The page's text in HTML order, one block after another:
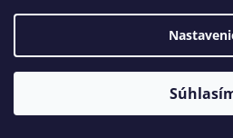
Farba Vallejo 72405
Skladom(1 ks)